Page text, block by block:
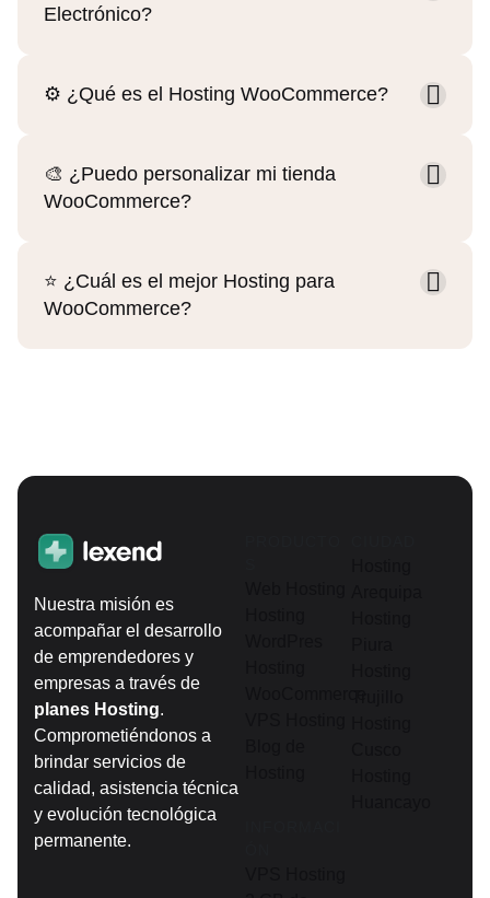
Electrónico?
⚙️ ¿Qué es el Hosting WooCommerce?
🎨 ¿Puedo personalizar mi tienda
WooCommerce?
⭐ ¿Cuál es el mejor Hosting para
WooCommerce?
Nuestra misión es
acompañar el desarrollo
de emprendedores y
empresas a través de
planes Hosting.
Comprometiéndonos a
brindar servicios de
calidad, asistencia técnica
y evolución tecnológica
permanente.